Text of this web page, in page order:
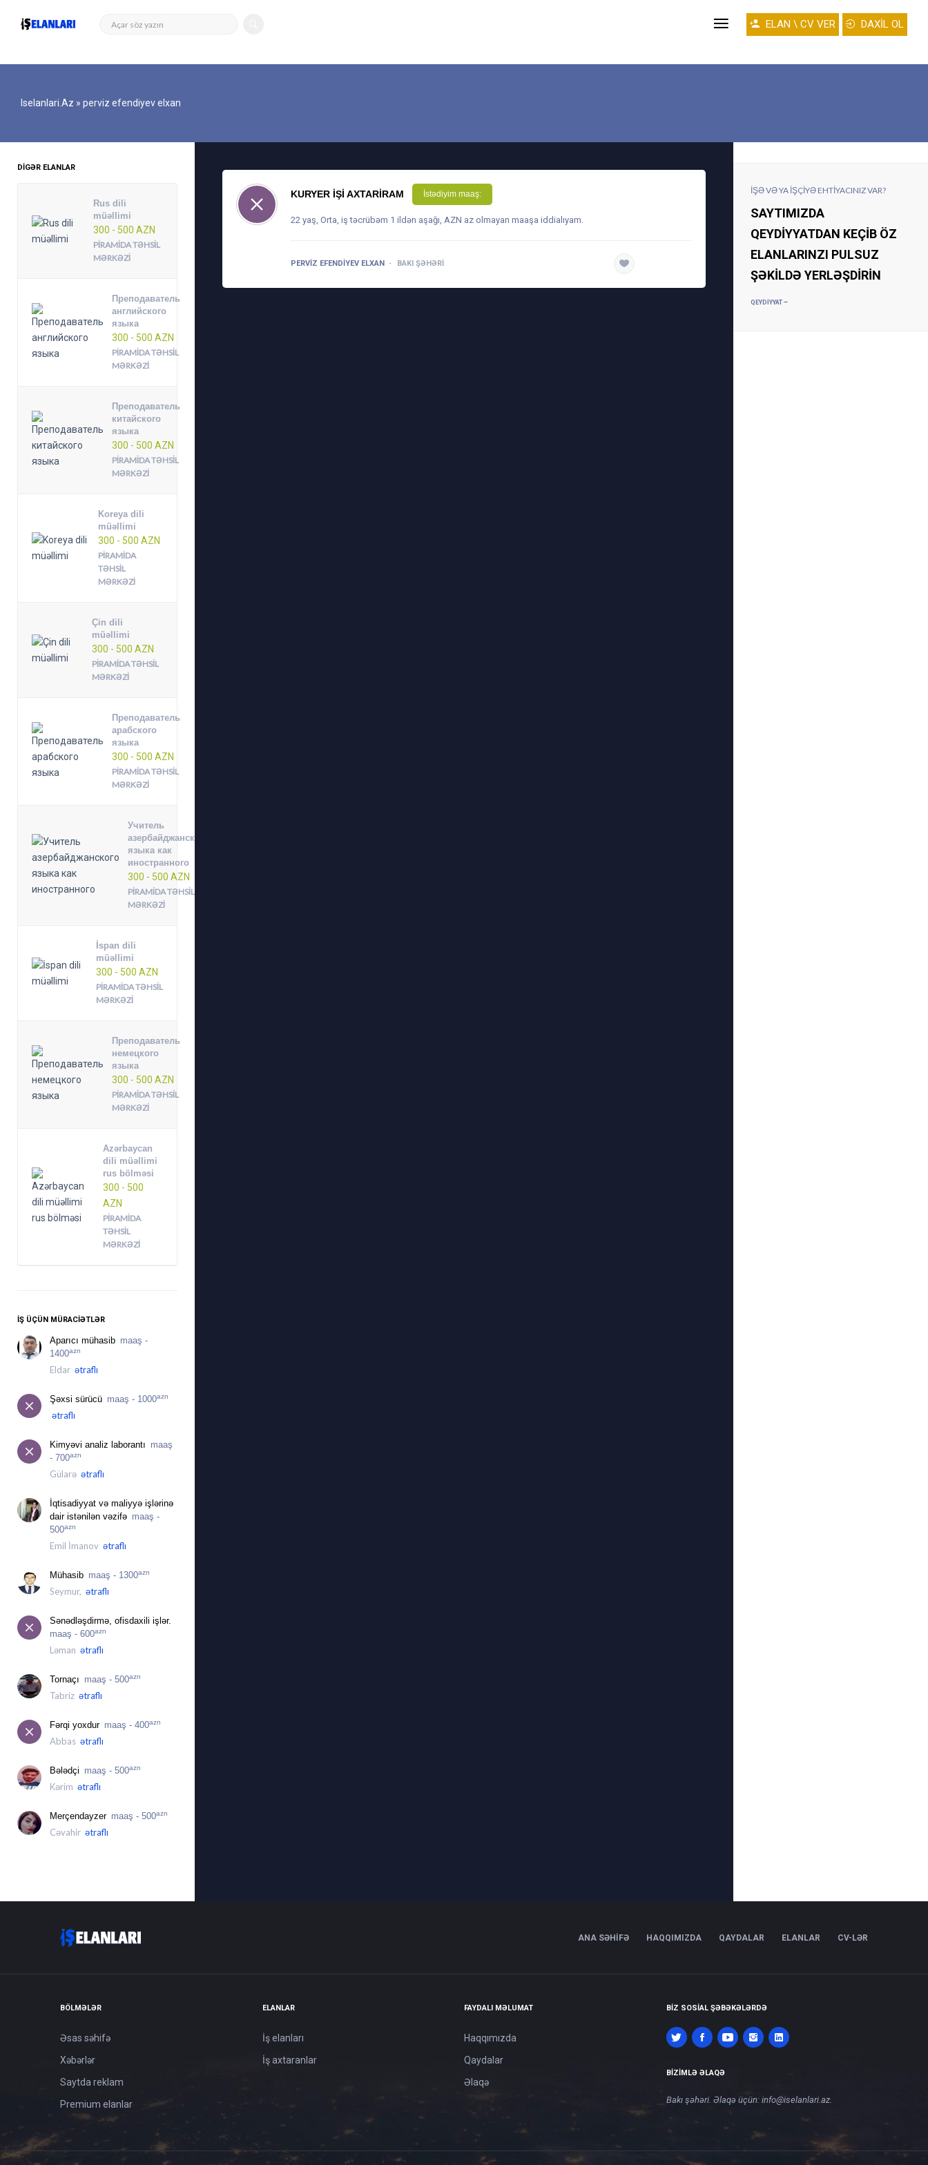
ELAN \ CV VER DAXİL OL
Iselanlari.az » perviz efendiyev elxan
DIGƏR ELANLAR
Rus dili
müəllimi
300 - 500 AZN
PIRAMIDA TƏHSIL
MƏRKƏZI
Преподаватель
английского
языка
300 - 500 AZN
PIRAMIDA TƏHSIL
MƏRKƏZI
Преподаватель
китайского
языка
300 - 500 AZN
PIRAMIDA TƏHSIL
MƏRKƏZI
Koreya dili
müəllimi
300 - 500 AZN
PIRAMIDA
TƏHSIL
MƏRKƏZI
Çin dili
müəllimi
300 - 500 AZN
PIRAMIDA TƏHSIL
MƏRKƏZI
Преподаватель
арабского
языка
300 - 500 AZN
PIRAMIDA TƏHSIL
MƏRKƏZI
Учитель
азербайджанского
языка как
иностранного
300 - 500 AZN
PIRAMIDA TƏHSIL
MƏRKƏZI
İspan dili
müəllimi
300 - 500 AZN
PIRAMIDA TƏHSIL
MƏRKƏZI
Преподаватель
немецкого
языка
300 - 500 AZN
PIRAMIDA TƏHSIL
MƏRKƏZI
Azərbaycan
dili müəllimi
rus bölməsi
300 - 500
AZN
PIRAMIDA
TƏHSIL
MƏRKƏZI
İŞ ÜÇÜN MÜRACIƏTLƏR
Aparıcı mühasib maaş -
1400azn
Eldar ətraflı
Şəxsi sürücü maaş - 1000azn
ətraflı
Kimyəvi analiz laborantı maaş
- 700azn
Gülarə ətraflı
İqtisadiyyat və maliyyə işlərinə
dair istənilən vəzifə maaş -
500azn
Emil İmanov ətraflı
Mühasib maaş - 1300azn
Seymur, ətraflı
Sənədləşdirmə, ofisdaxili işlər.
maaş - 600azn
Ləman ətraflı
Tornaçı maaş - 500azn
Tabriz ətraflı
Fərqi yoxdur maaş - 400azn
Abbas ətraflı
Bələdçi maaş - 500azn
Kərim ətraflı
Merçendayzer maaş - 500azn
Cəvahir ətraflı
KURYER IŞI AXTARIRAM İstədiyim maaş:
22 yaş, Orta, iş təcrübəm 1 ildən aşağı, AZN az olmayan maaşa iddialıyam.
PERVIZ EFENDIYEV ELXAN BAKI ŞƏHƏRI
İŞƏ VƏ YA IŞÇIYƏ EHTIYACINIZ VAR?
SAYTIMIZDA
QEYDIYYATDAN KEÇIB ÖZ
ELANLARINZI PULSUZ
ŞƏKILDƏ YERLƏŞDIRIN
QEYDIYYAT
ANA SƏHIFƏ HAQQIMIZDA QAYDALAR ELANLAR CV-LƏR
BÖLMƏLƏR
Əsas səhifə
Xəbərlər
Saytda reklam
Premium elanlar
ELANLAR
İş elanları
İş axtaranlar
FAYDALI MƏLUMAT
Haqqımızda
Qaydalar
Əlaqə
BIZ SOSIAL ŞƏBƏKƏLƏRDƏ
BIZIMLƏ ƏLAQƏ
Bakı şəhəri. Əlaqə üçün: info@iselanlari.az.